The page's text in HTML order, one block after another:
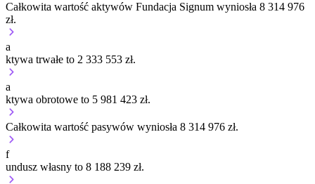
Całkowita wartość aktywów Fundacja Signum wyniosła 8 314 976
zł.
a
ktywa trwałe to 2 333 553 zł.
a
ktywa obrotowe to 5 981 423 zł.
Całkowita wartość pasywów wyniosła 8 314 976 zł.
f
undusz własny to 8 188 239 zł.